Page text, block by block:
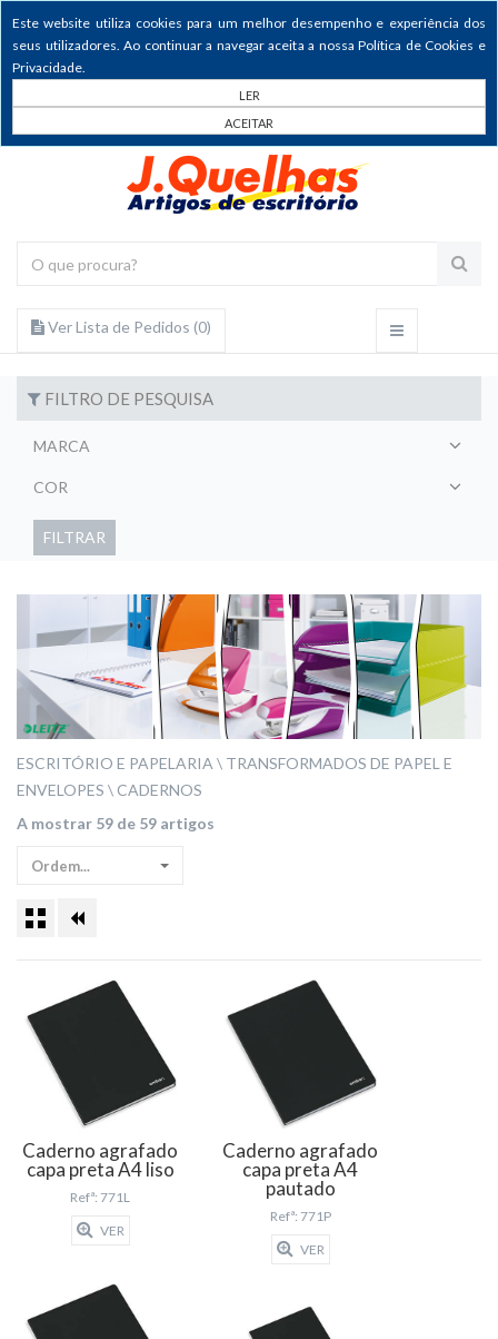
Este website utiliza cookies para um melhor desempenho e experiência dos
seus utilizadores. Ao continuar a navegar aceita a nossa Política de Cookies e
Privacidade.
LER
ACEITAR
Ver Lista de Pedidos (0)
FILTRO DE PESQUISA
MARCA
COR
FILTRAR
ESCRITÓRIO E PAPELARIA
TRANSFORMADOS DE PAPEL E
ENVELOPES
CADERNOS
A mostrar 59 de 59 artigos
Ordem...
Caderno agrafado
capa preta A4 liso
Refª: 771L
VER
Caderno agrafado
capa preta A4
pautado
Refª: 771P
VER